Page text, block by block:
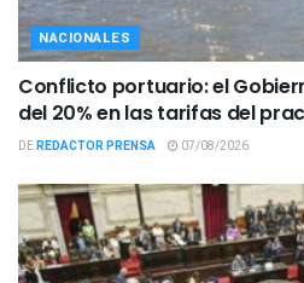
NACIONALES
Conflicto portuario: el
del 20% en las tarifas del
DEREDACTOR PRENSA 07/08/2026